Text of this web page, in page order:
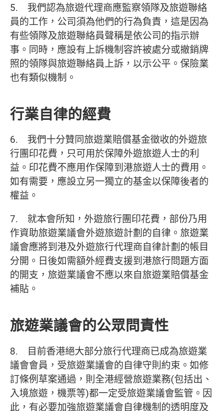
5. 我們認為旅遊代理商應監察領隊及旅遊聯絡
員的工作，公司須為他們的行為負責，這是因為
有些領隊及旅遊聯絡員聲稱是依公司的指示辦
事。同時，應設有上訴機制容許被處分或撤銷牌
照的領隊與旅遊聯絡員上訴，以示公平。保險業
也有類似機制。
行業自律的經費
6. 我們十分贊同旅遊業賠償基金徵收的外遊旅
行團印花費，只可用於保障外遊旅遊人士的利
益。印花費不應用作保障到港旅遊人士的費用。
如有需要，應設立另一獨立的基金以保障後者的
權益。
7. 就本會所知，外遊旅行團印花費，部份乃用
作資助旅遊業議會外遊旅遊計劃的自律。旅遊業
議會應將到港及外遊旅行代理商自律計劃的帳目
分開。日後如需額外經費支援到港旅行問題方面
的開支，旅遊業議會不應以來自旅遊業賠償基金
補貼。
旅遊業議會的公眾問責性
8. 目前香港絕大部分旅行代理商已成為旅遊業
議會會員，受旅遊業議會的自律守則約束。如修
訂條例草案通過，則全港經營旅遊業務(包括出、
入境旅遊，機票等)都一定受旅遊業議會監管。因
此，有必要加強旅遊業議會自律機制的透明度及